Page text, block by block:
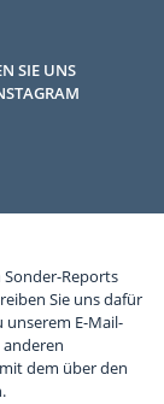
SIE UNS
Reports
Sie uns dafür
unserem E-Mail-
dem über den